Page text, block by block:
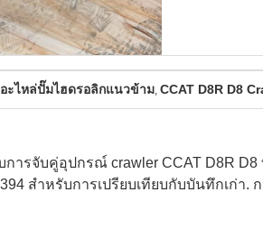
ะไหล่ปั๊มไฮดรอลิกแนวข้าม, CCAT D8R D8
ารจับคู่อุปกรณ์ crawler CCAT D8R
สําหรับการเปรียบเทียบกับบันทึกเก่า